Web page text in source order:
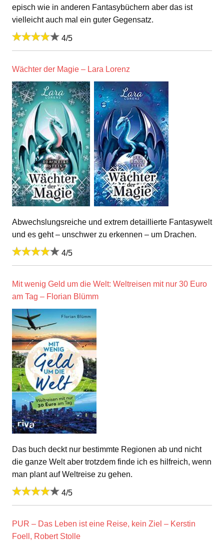
episch wie in anderen Fantasybüchern aber das ist
vielleicht auch mal ein guter Gegensatz.
4/5
Wächter der Magie – Lara Lorenz
Abwechslungsreiche und extrem detaillierte Fantasywelt
und es geht – unschwer zu erkennen – um Drachen.
4/5
Mit wenig Geld um die Welt: Weltreisen mit nur 30 Euro
am Tag – Florian Blümm
Das buch deckt nur bestimmte Regionen ab und nicht
die ganze Welt aber trotzdem finde ich es hilfreich, wenn
man plant auf Weltreise zu gehen.
4/5
PUR – Das Leben ist eine Reise, kein Ziel – Kerstin
Foell, Robert Stolle